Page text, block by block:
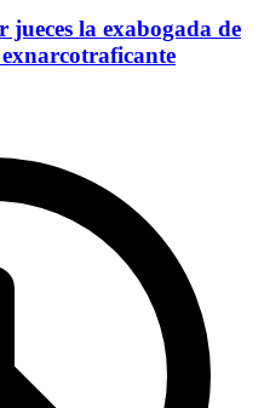
jueces la exabogada de